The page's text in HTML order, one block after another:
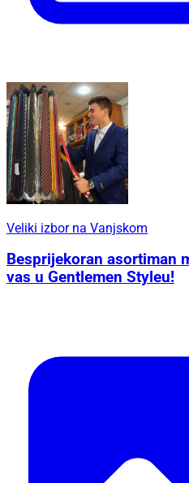
Veliki izbor na Vanjskom
Besprijekoran asortiman
vas u Gentlemen Styleu!